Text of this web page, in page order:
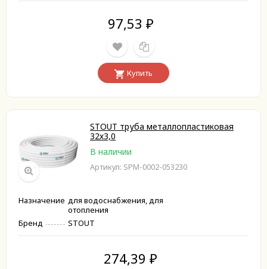
97,53 ₽
Купить
STOUT труба металлопластиковая
32х3,0
В наличии
Артикул: SPM-0002-053230
Назначение для водоснабжения, для
отопления
Бренд
STOUT
274,39 ₽